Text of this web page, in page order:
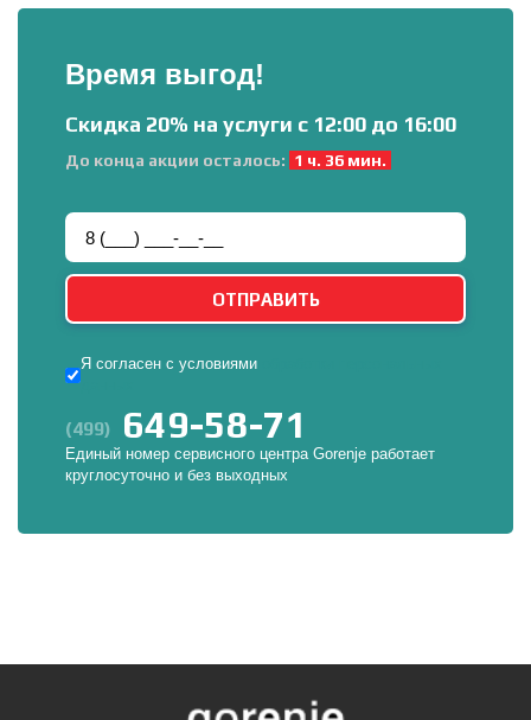
Время выгод!
Скидка 20% на услуги с 12:00 до 16:00
До конца акции осталось: 1 ч. 36 мин.
Я согласен с условиями
(499) 649-58-71
Единый номер сервисного центра Gorenje работает
круглосуточно и без выходных